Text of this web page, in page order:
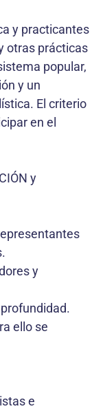
y practicantes
otras prácticas
popular,
y un
El criterio
en el
y
y
ello se
e